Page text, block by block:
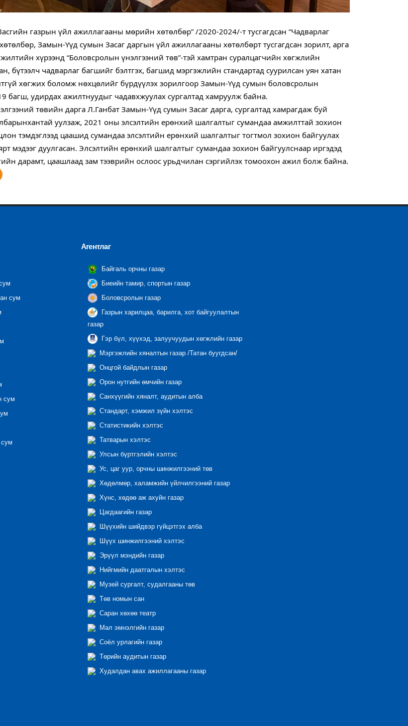
газрын үйл ажиллагааны мөрийн хөтөлбөр” /2020-2024/-т тусгагдсан “Чадварлаг
Замын-Үүд сумын Засаг даргын үйл ажиллагааны хөтөлбөрт тусгагдсан зорилт, арга
хүрээнд “Боловсролын үнэлгээний төв”-тэй хамтран суралцагчийн хөгжлийн
бүтээлч чадварлаг багшийг бэлтгэх, багшид мэргэжлийн стандартад суурилсан уян хатан
хөгжих боломж нөхцөлийг бүрдүүлэх зорилгоор Замын-Үүд сумын боловсролын
багш, удирдах ажилтнуудыг чадавхжуулах сургалтад хамруулж байна.
төвийн дарга Л.Ганбат Замын-Үүд сумын Засаг дарга, сургалтад хамрагдаж буй
уулзаж, 2021 оны элсэлтийн ерөнхий шалгалтыг сумандаа амжилттай зохион
тэмдэглээд цаашид сумандаа элсэлтийн ерөнхий шалгалтыг тогтмол зохион байгуулах
мэдээг дуулгасан. Элсэлтийн ерөнхий шалгалтыг сумандаа зохион байгуулснаар иргэдэд
дарамт, цаашлаад зам тээврийн ослоос урьдчилан сэргийлэх томоохон ажил болж байна.
сум
сум
Агентлаг
Байгаль орчны газар
Биеийн тамир, спортын газар
Боловсролын газар
Газрын харилцаа, барилга, хот байгуулалтын
газар
Гэр бүл, хүүхэд, залуучуудын хөгжлийн газар
Мэргэжлийн хяналтын газар /Татан буугдсан/
Онцгой байдлын газар
Орон нутгийн өмчийн газар
Санхүүгийн хяналт, аудитын алба
Стандарт, хэмжил зүйн хэлтэс
Статистикийн хэлтэс
Татварын хэлтэс
Улсын бүртгэлийн хэлтэс
Ус, цаг уур, орчны шинжилгээний төв
Хөдөлмөр, халамжийн үйлчилгээний газар
Хүнс, хөдөө аж ахуйн газар
Цагдаагийн газар
Шүүхийн шийдвэр гүйцэтгэх алба
Шүүх шинжилгээний хэлтэс
Эрүүл мэндийн газар
Нийгмийн даатгалын хэлтэс
Музей сургалт, судалгааны төв
Төв номын сан
Саран хөхөө театр
Мал эмнэлгийн газар
Соёл урлагийн газар
Төрийн аудитын газар
Худалдан авах ажиллагааны газар